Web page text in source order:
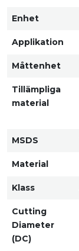
Enhet
Applikation
Måttenhet
Tillämpliga
material
MSDS
Material
Klass
Cutting
Diameter
(DC)